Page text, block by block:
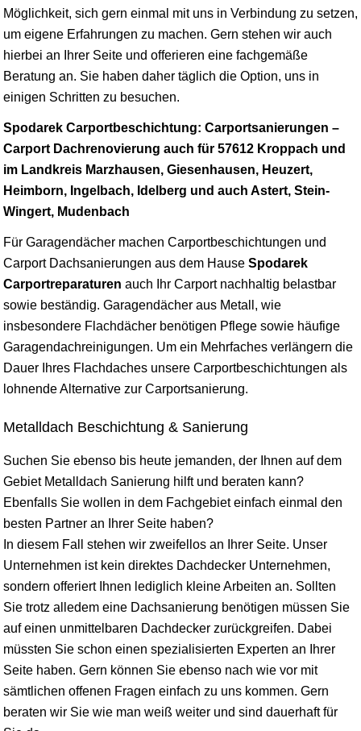
Möglichkeit, sich gern einmal mit uns in Verbindung zu setzen,
um eigene Erfahrungen zu machen. Gern stehen wir auch
hierbei an Ihrer Seite und offerieren eine fachgemäße
Beratung an. Sie haben daher täglich die Option, uns in
einigen Schritten zu besuchen.
Spodarek Carportbeschichtung: Carportsanierungen –
Carport Dachrenovierung auch für 57612 Kroppach und
im Landkreis Marzhausen, Giesenhausen, Heuzert,
Heimborn, Ingelbach, Idelberg und auch Astert, Stein-
Wingert, Mudenbach
Für Garagendächer machen Carportbeschichtungen und
Carport Dachsanierungen aus dem Hause Spodarek
Carportreparaturen auch Ihr Carport nachhaltig belastbar
sowie beständig. Garagendächer aus Metall, wie
insbesondere Flachdächer benötigen Pflege sowie häufige
Garagendachreinigungen. Um ein Mehrfaches verlängern die
Dauer Ihres Flachdaches unsere Carportbeschichtungen als
lohnende Alternative zur Carportsanierung.
Metalldach Beschichtung & Sanierung
Suchen Sie ebenso bis heute jemanden, der Ihnen auf dem
Gebiet Metalldach Sanierung hilft und beraten kann?
Ebenfalls Sie wollen in dem Fachgebiet einfach einmal den
besten Partner an Ihrer Seite haben?
In diesem Fall stehen wir zweifellos an Ihrer Seite. Unser
Unternehmen ist kein direktes Dachdecker Unternehmen,
sondern offeriert Ihnen lediglich kleine Arbeiten an. Sollten
Sie trotz alledem eine Dachsanierung benötigen müssen Sie
auf einen unmittelbaren Dachdecker zurückgreifen. Dabei
müssten Sie schon einen spezialisierten Experten an Ihrer
Seite haben. Gern können Sie ebenso nach wie vor mit
sämtlichen offenen Fragen einfach zu uns kommen. Gern
beraten wir Sie wie man weiß weiter und sind dauerhaft für